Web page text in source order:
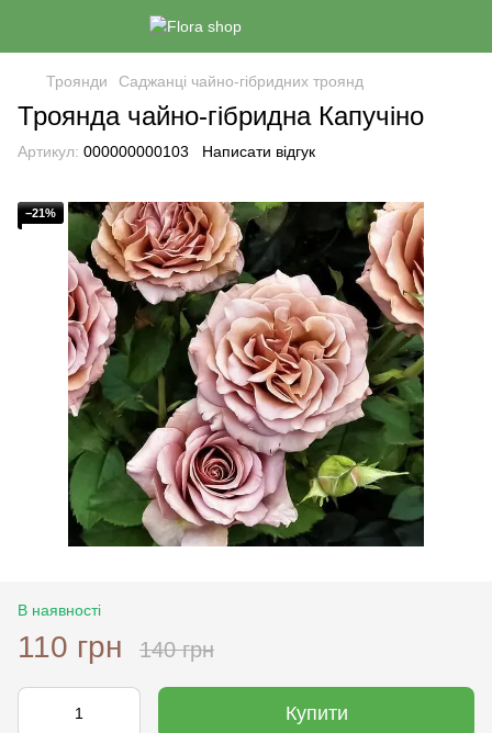
Троянди Саджанці чайно-гібридних троянд
Троянда чайно-гібридна Капучіно
Артикул: 000000000103 Написати відгук
−21%
В наявності
110 грн 140 грн
Купити